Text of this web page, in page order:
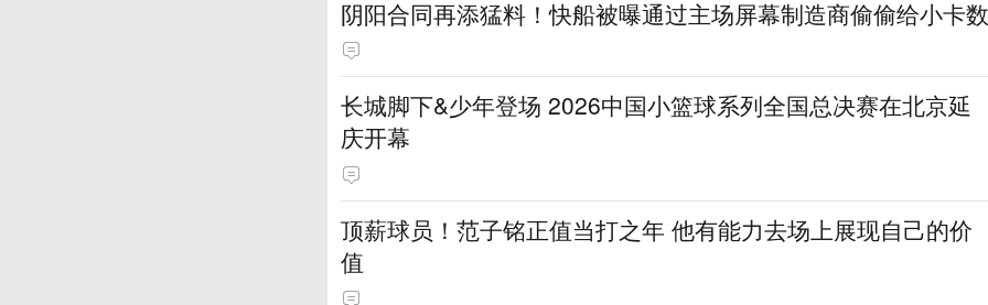
阴阳合同再添猛料！快船被曝通过主场屏幕制造商偷偷给小卡
长城脚下&少年登场 2026中国小篮球系列全国总决赛在北京延
庆开幕
顶薪球员！范子铭正值当打之年 他有能力去场上展现自己的价
值